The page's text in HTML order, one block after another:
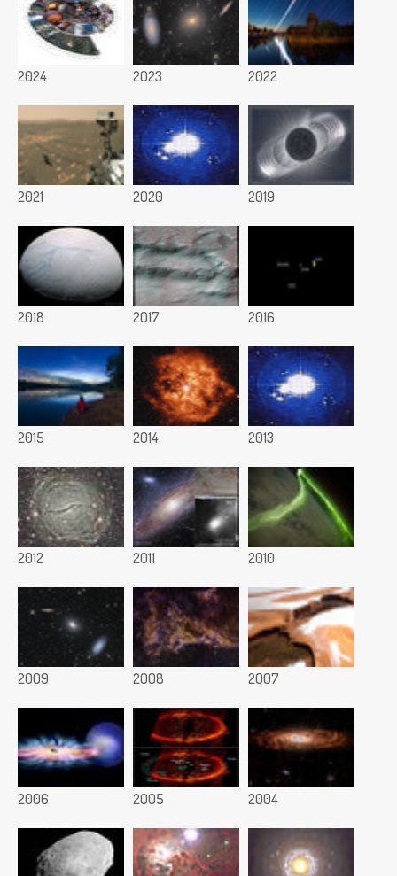
2024 2023 2022
2021 2020 2019
2018 2017 2016
2015 2014 2013
2012 2011 2010
2009 2008 2007
2006 2005 2004